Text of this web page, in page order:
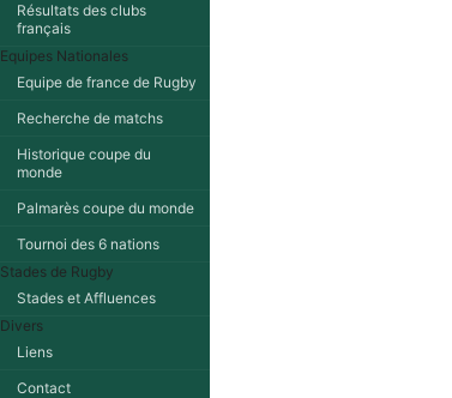
Résultats des clubs
français
Equipes Nationales
Equipe de france de Rugby
Recherche de matchs
Historique coupe du
monde
Palmarès coupe du monde
Tournoi des 6 nations
Stades de Rugby
Stades et Affluences
Divers
Liens
Contact